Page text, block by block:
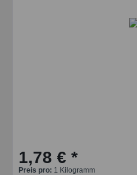
1,78 € *
Preis pro: 1 Kilogramm